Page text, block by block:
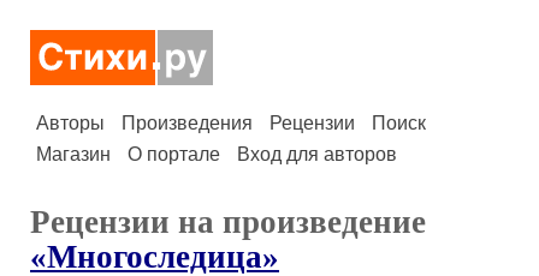
Авторы Произведения Рецензии
Поиск
Магазин
О портале Вход для авторов
Рецензии на произведение
«Многоследица»